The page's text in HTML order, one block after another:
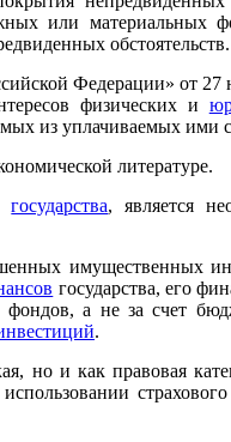
или материальных
обстоятельств.
Федерации» от 27
физических и
из уплачиваемых ими
литературе.
государства, является
имущественных
государства, его
а не за счет
.
но и как правовая